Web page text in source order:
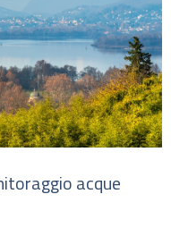
acque